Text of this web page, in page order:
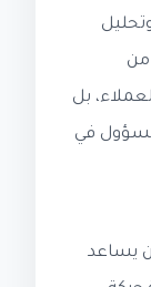
من
بل
في
يساعد